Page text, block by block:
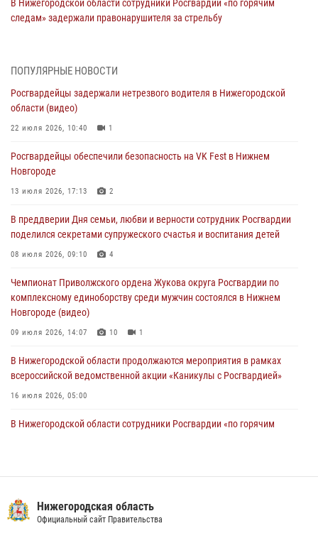
В Нижегородской области сотрудники Росгвардии «по горячим
следам» задержали правонарушителя за стрельбу
В Нижегородской области продолжаются мероприятия в рамках
16 июля 2026, 05:00
Росгвардейцы обеспечили безопасность на VK Fest в Нижнем
13 июля 2026, 17:13
Нижегородские росгвардейцы за прошедшую неделю выезжали
13 июля 2026, 06:45
Росгвардейцы предотвратили серию краж в Нижнем Новгороде
ПОПУЛЯРНЫЕ НОВОСТИ
Росгвардейцы задержали нетрезвого водителя в Нижегородской
области (видео)
22 июля 2026, 10:40 1
Росгвардейцы обеспечили безопасность на VK Fest в Нижнем
Новгороде
13 июля 2026, 17:13 2
В преддверии Дня семьи, любви и верности сотрудник Росгвардии
поделился секретами супружеского счастья и воспитания детей
08 июля 2026, 09:10 4
Чемпионат Приволжского ордена Жукова округа Росгвардии по
комплексному единоборству среди мужчин состоялся в Нижнем
Новгороде (видео)
09 июля 2026, 14:07 10 1
В Нижегородской области продолжаются мероприятия в рамках
всероссийской ведомственной акции «Каникулы с Росгвардией»
16 июля 2026, 05:00
В Нижегородской области сотрудники Росгвардии «по горячим
Суперкубка России в Нижнем Новгороде
20 июля 2026, 13:55 2
Нижегородская область
Официальный сайт Правительства